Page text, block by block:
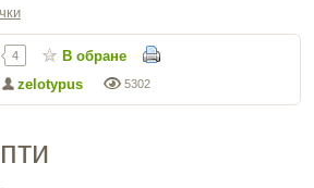
5302
zelotypus
4 В обране